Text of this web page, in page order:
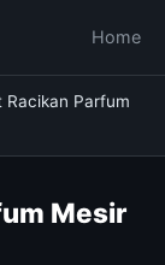
Home
Racikan Parfum
Mesir